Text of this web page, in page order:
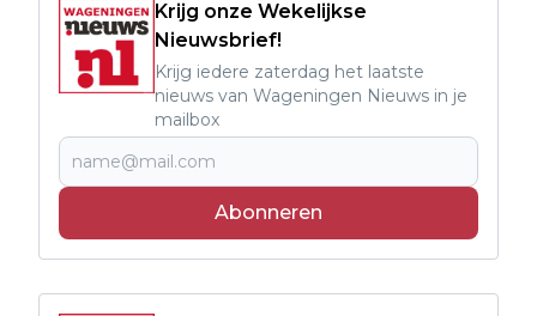
Krijg onze Wekelijkse
Nieuwsbrief!
Krijg iedere zaterdag het laatste
nieuws van Wageningen Nieuws in je
mailbox
Abonneren